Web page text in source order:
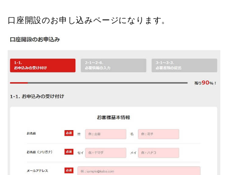
口座開設のお申し込みページになります。